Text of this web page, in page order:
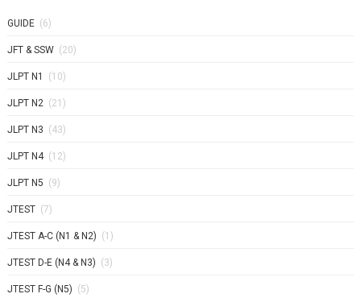
GUIDE (6)
JFT & SSW (20)
JLPT N1 (10)
JLPT N2 (21)
JLPT N3 (43)
JLPT N4 (12)
JLPT N5 (9)
JTEST (7)
JTEST A-C (N1 & N2) (1)
JTEST D-E (N4 & N3) (3)
JTEST F-G (N5) (5)